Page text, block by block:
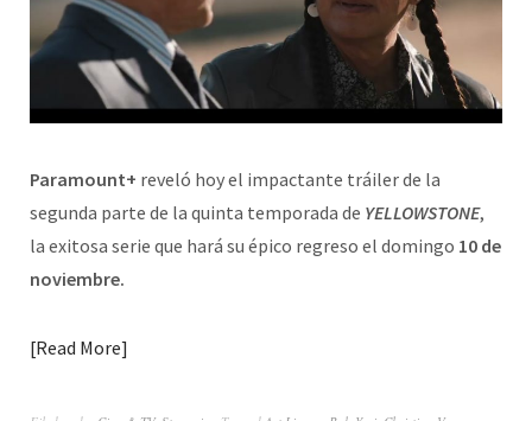
Paramount+ reveló hoy el impactante tráiler de la
segunda parte de la quinta temporada de YELLOWSTONE,
la exitosa serie que hará su épico regreso el domingo 10 de
noviembre.
Read More